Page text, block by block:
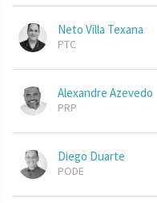
Neto Villa Texana
PTC
Alexandre Azevedo
PRP
Diego Duarte
PODE